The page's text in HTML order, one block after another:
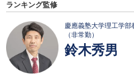
ランキング監修
慶應義塾大学理工学
（非常勤）
鈴木秀男